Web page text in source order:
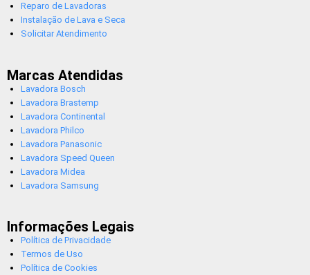
Reparo de Lavadoras
Instalação de Lava e Seca
Solicitar Atendimento
Marcas Atendidas
Lavadora Bosch
Lavadora Brastemp
Lavadora Continental
Lavadora Philco
Lavadora Panasonic
Lavadora Speed Queen
Lavadora Midea
Lavadora Samsung
Informações Legais
Política de Privacidade
Termos de Uso
Política de Cookies